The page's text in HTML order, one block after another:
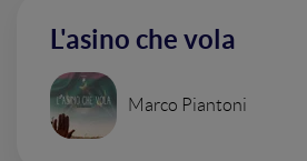
L'asino che vola
Marco Piantoni